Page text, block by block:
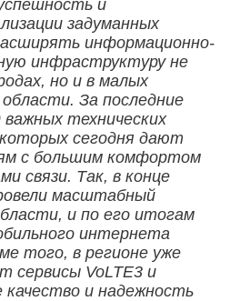
и
задуманных
информационно-
инфраструктуру не
но и в малых
За последние
технических
сегодня дают
с большим комфортом
связи. Так, в конце
масштабный
и по его итогам
интернета
того, в регионе уже
сервисы VoLTE3 и
качество и надежность